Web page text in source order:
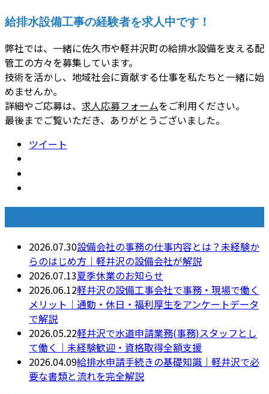
給排水設備工事の経験者を求人中です！
弊社では、一緒に佐久市や軽井沢町の給排水設備を支える配
管工の方々を募集しています。
技術を活かし、地域社会に貢献する仕事を私たちと一緒に始
めませんか。
詳細やご応募は、 求人応募フォームをご利用ください。
最後までご覧いただき、ありがとうございました。
ツイート
2026.07.30設備会社の事務の仕事内容とは？未経験か
らのはじめ方｜軽井沢の設備会社が解説
2026.07.13夏季休業のお知らせ
2026.06.12軽井沢の設備工事会社で事務・現場で働く
メリット｜通勤・休日・福利厚生をアンケートデータ
で解説
2026.05.22軽井沢で水道申請業務(事務)スタッフとし
て働く｜未経験歓迎・資格取得全額支援
2026.04.09給排水申請手続きの基礎知識｜軽井沢で必
要な書類と流れを完全解説